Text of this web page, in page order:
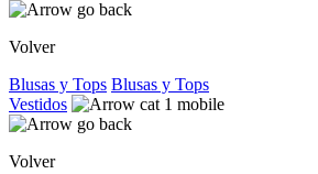
Volver
Blusas y Tops Blusas y Tops
Vestidos
Volver